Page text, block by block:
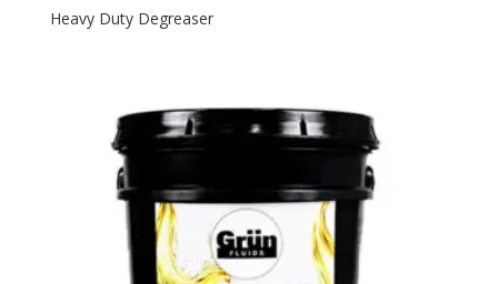
Heavy Duty Degreaser